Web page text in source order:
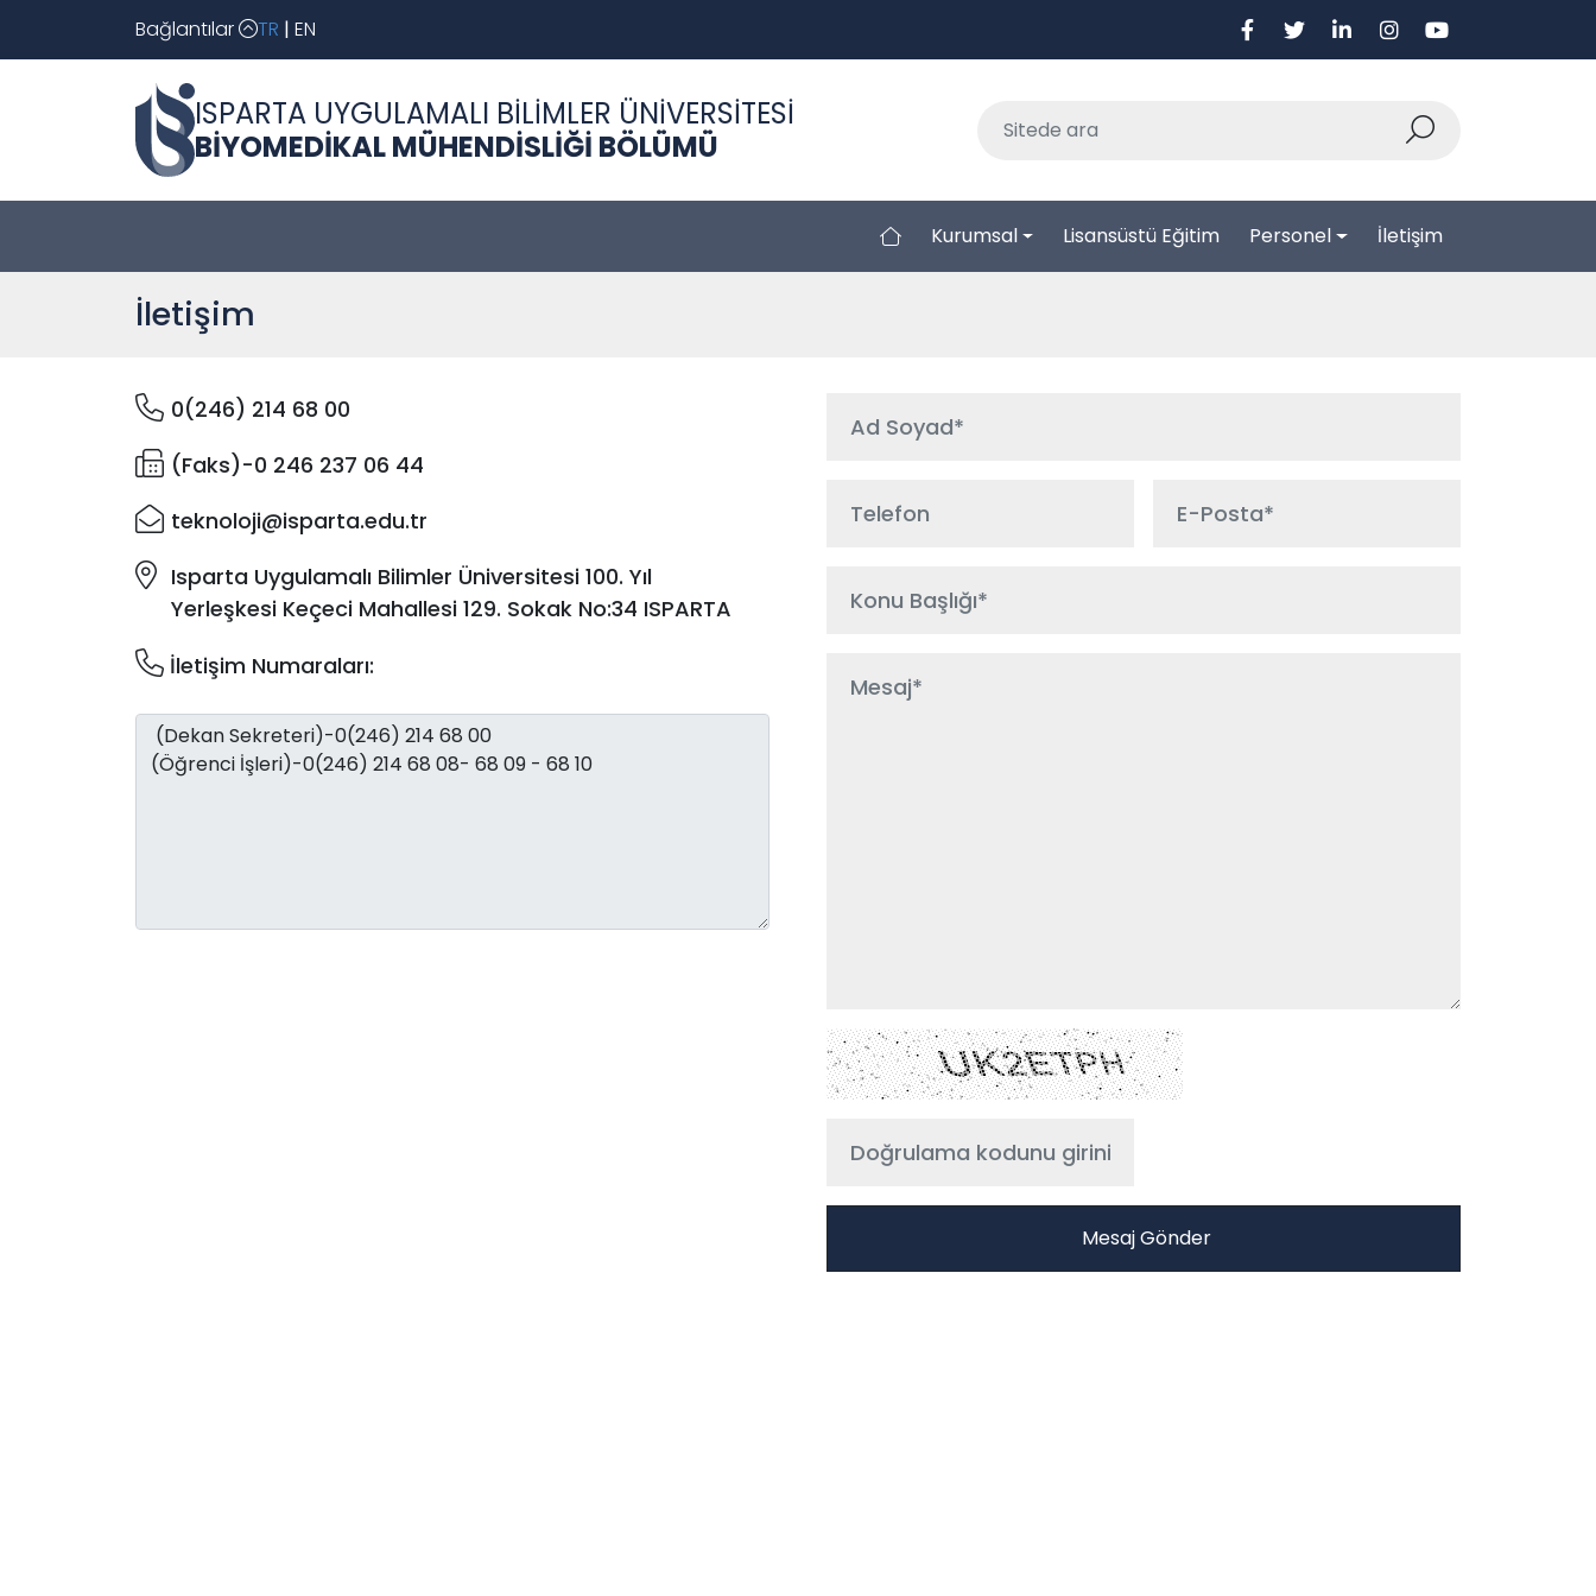
Bağlantılar TR | EN
ISPARTA UYGULAMALI BİLİMLER ÜNİVERSİTESİ
BİYOMEDİKAL MÜHENDİSLİĞİ BÖLÜMÜ
Kurumsal Lisansüstü Eğitim Personel İletişim
İletişim
0(246) 214 68 00
(Faks)-0 246 237 06 44
teknoloji@isparta.edu.tr
Isparta Uygulamalı Bilimler Üniversitesi 100. Yıl
Yerleşkesi Keçeci Mahallesi 129. Sokak No:34 ISPARTA
İletişim Numaraları: